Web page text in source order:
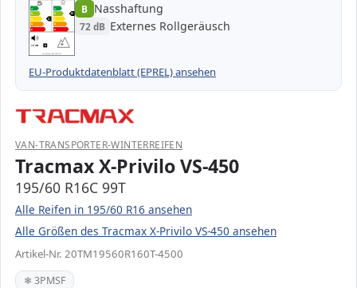
A
B
C
C
D
E
A
B
B
C
D
E
72 dB B
Verordnung (EU) 2020/740
B Nasshaftung
72 dB Externes Rollgeräusch
EU-Produktdatenblatt (EPREL) ansehen
VAN-TRANSPORTER-WINTERREIFEN
Tracmax X-Privilo VS-450
195/60 R16C 99T
Alle Reifen in 195/60 R16 ansehen
Alle Größen des Tracmax X-Privilo VS-450 ansehen
Artikel-Nr. 20TM19560R160T-4500
❄ 3PMSF